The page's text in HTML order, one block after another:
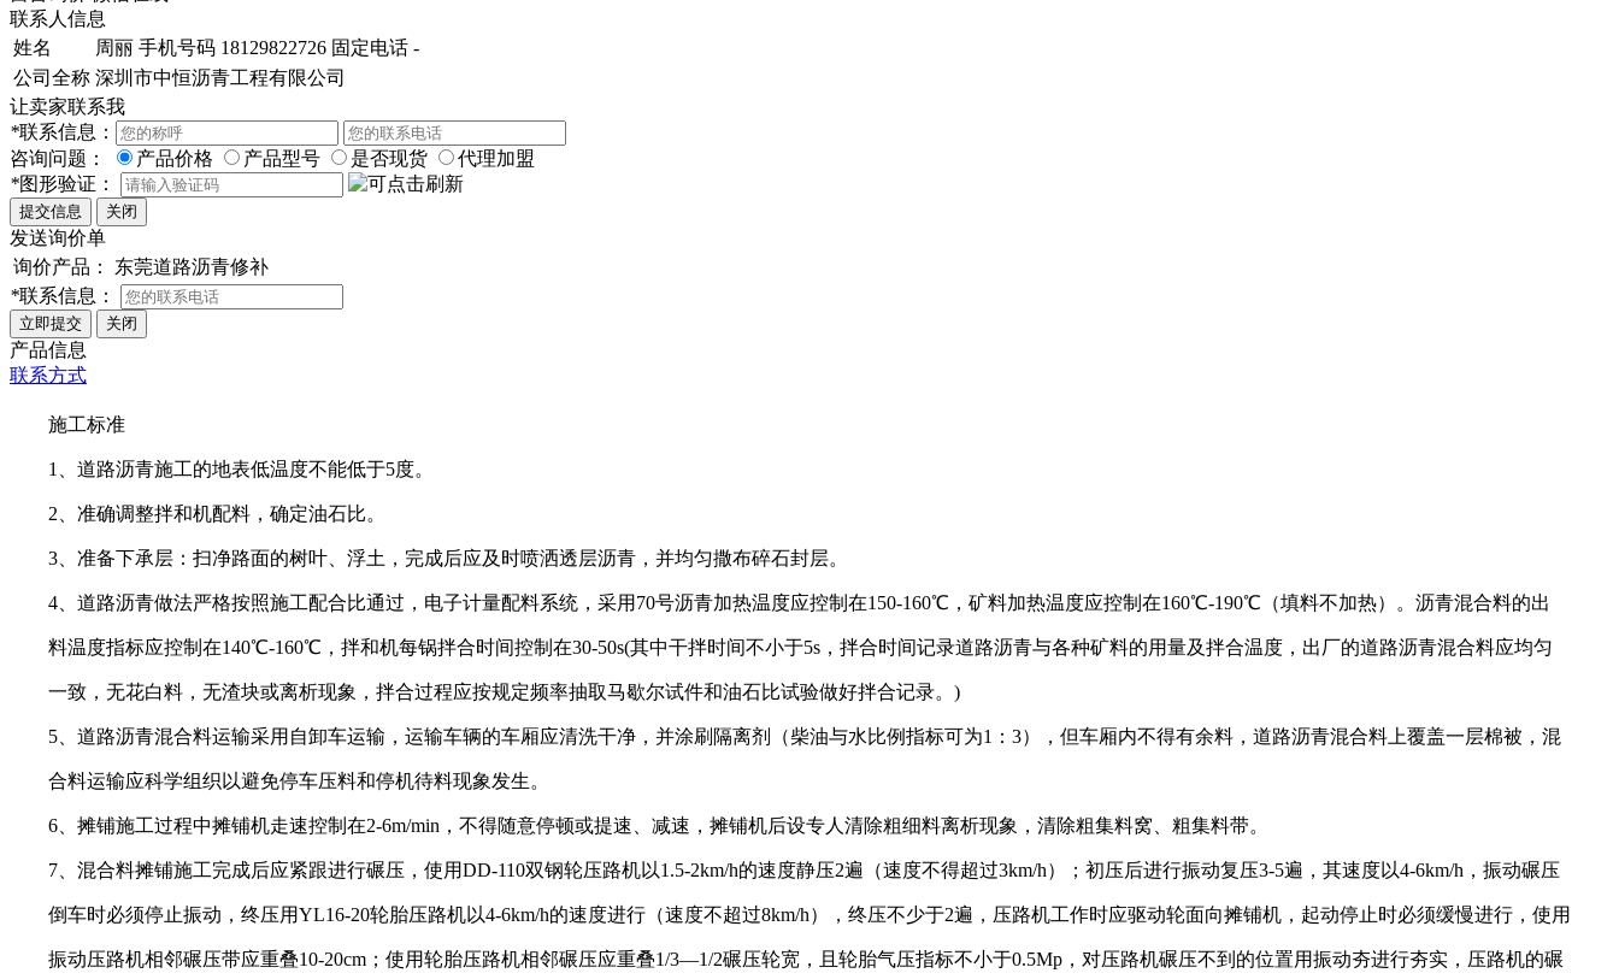
联系人信息
姓名
周丽 手机号码 18129822726 固定电话 -
公司全称 深圳市中恒沥青工程有限公司
让卖家联系我
*联系信息：
咨询问题：
产品价格 产品型号 是否现货
代理加盟
*图形验证：
发送询价单
询价产品：
东莞道路沥青修补
*联系信息：
产品信息
联系方式
施工标准
1、道路沥青施工的地表低温度不能低于5度。
2、准确调整拌和机配料，确定油石比。
3、准备下承层：扫净路面的树叶、浮土，完成后应及时喷洒透层沥青，并均匀撒布碎石封层。
4、道路沥青做法严格按照施工配合比通过，电子计量配料系统，采用70号沥青加热温度应控制在150-160℃，矿料加热温度应控制在160℃-190℃（填料不加热）。沥青混合料的出
料温度指标应控制在140℃-160℃，拌和机每锅拌合时间控制在30-50s(其中干拌时间不小于5s，拌合时间记录道路沥青与各种矿料的用量及拌合温度，出厂的道路沥青混合料应均匀
一致，无花白料，无渣块或离析现象，拌合过程应按规定频率抽取马歇尔试件和油石比试验做好拌合记录。)
5、道路沥青混合料运输采用自卸车运输，运输车辆的车厢应清洗干净，并涂刷隔离剂（柴油与水比例指标可为1：3），但车厢内不得有余料，道路沥青混合料上覆盖一层棉被，混
合料运输应科学组织以避免停车压料和停机待料现象发生。
6、摊铺施工过程中摊铺机走速控制在2-6m/min，不得随意停顿或提速、减速，摊铺机后设专人清除粗细料离析现象，清除粗集料窝、粗集料带。
7、混合料摊铺施工完成后应紧跟进行碾压，使用DD-110双钢轮压路机以1.5-2km/h的速度静压2遍（速度不得超过3km/h）；初压后进行振动复压3-5遍，其速度以4-6km/h，振动碾压
倒车时必须停止振动，终压用YL16-20轮胎压路机以4-6km/h的速度进行（速度不超过8km/h），终压不少于2遍，压路机工作时应驱动轮面向摊铺机，起动停止时必须缓慢进行，使用
振动压路机相邻碾压带应重叠10-20cm；使用轮胎压路机相邻碾压应重叠1/3—1/2碾压轮宽，且轮胎气压指标不小于0.5Mp，对压路机碾压不到的位置用振动夯进行夯实，压路机的碾